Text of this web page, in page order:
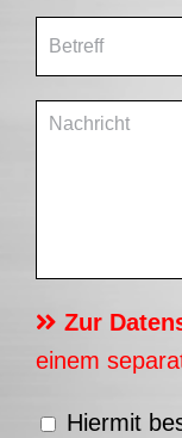
Zur
einem
Hiermit